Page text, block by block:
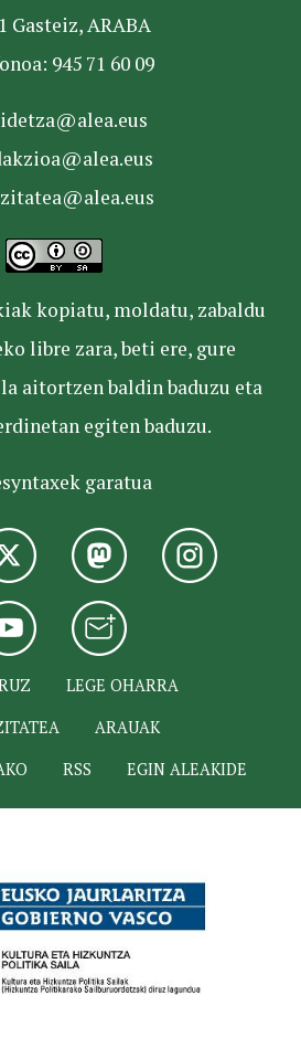
Gasteiz, ARABA
945 71 60 09
kopiatu, moldatu, zabaldu
libre zara, beti ere, gure
aitortzen baldin baduzu eta
egiten baduzu.
garatua
LEGE OHARRA
ARAUAK
RSS EGIN ALEAKIDE